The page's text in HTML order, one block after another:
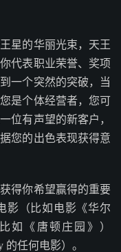
星的华丽光束，天王
代表职业荣誉、奖项
一个突然的突破，当
是个体经营者，您可
位有声望的新客户，
您的出色表现获得意
得你希望赢得的重要
（比如电影《华尔
如《唐顿庄园》）
的任何电影）。